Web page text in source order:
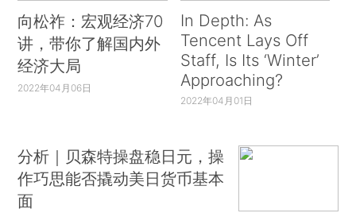
向松祚：宏观经济70
讲，带你了解国内外
经济大局
2022年04月06日
In Depth: As
Tencent Lays Off
Staff, Is Its ‘Winter’
Approaching?
2022年04月01日
分析｜贝森特操盘稳日元，操
作巧思能否撬动美日货币基本
面